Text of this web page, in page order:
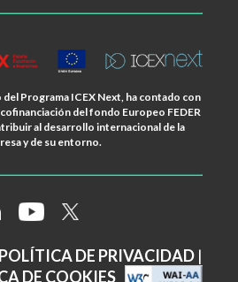
del Programa ICEX Next, ha contado con
del fondo Europeo FEDER
al desarrollo internacional de la
y de su entorno.
POLÍTICA DE PRIVACIDAD |
DE COOKIES